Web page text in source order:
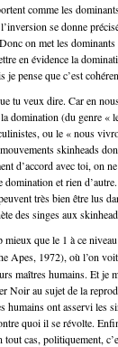
comme les
se donne
on met les
en évidence la
pense que c’est
tu veux dire. Car en
domination (du genre «
ou le « nous
skinheads
d’accord avec toi, on
domination et rien
très bien être lus
des singes aux
que le 1 à ce
Apes, 1972), où l’on
maîtres humains. Et je
Noir au sujet de la
humains ont asservi les
quoi il se révolte.
cas, politiquement,